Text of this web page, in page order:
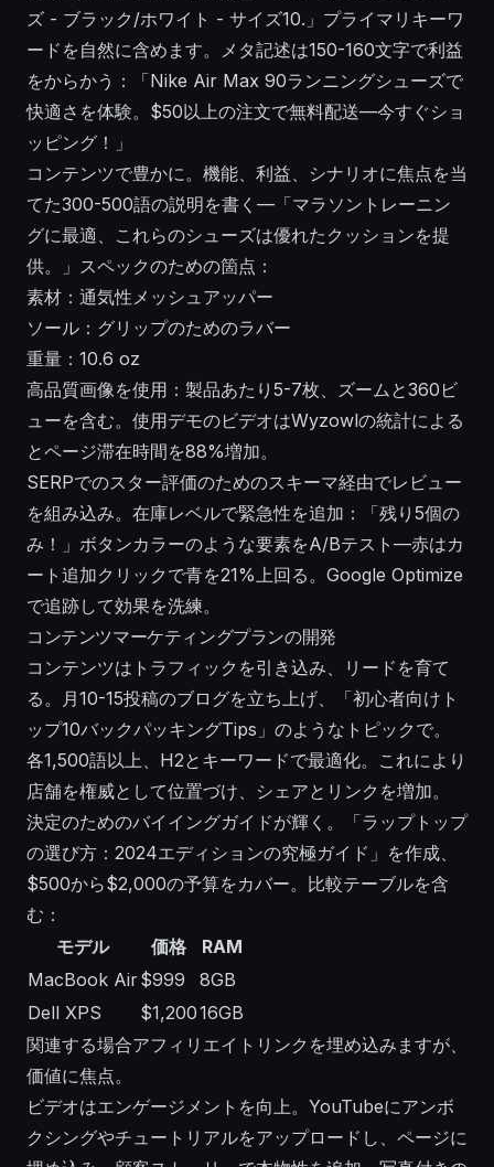
ズ - ブラック/ホワイト - サイズ10.」プライマリキーワ
ードを自然に含めます。メタ記述は150-160文字で利益
をからかう：「Nike Air Max 90ランニングシューズで
快適さを体験。$50以上の注文で無料配送—今すぐショ
ッピング！」
コンテンツで豊かに。機能、利益、シナリオに焦点を当
てた300-500語の説明を書く—「マラソントレーニン
グに最適、これらのシューズは優れたクッションを提
供。」スペックのための箇点：
素材：通気性メッシュアッパー
ソール：グリップのためのラバー
重量：10.6 oz
高品質画像を使用：製品あたり5-7枚、ズームと360ビ
ューを含む。使用デモのビデオはWyzowlの統計による
とページ滞在時間を88%増加。
SERPでのスター評価のためのスキーマ経由でレビュー
を組み込み。在庫レベルで緊急性を追加：「残り5個の
み！」ボタンカラーのような要素をA/Bテスト—赤はカ
ート追加クリックで青を21%上回る。Google Optimize
で追跡して効果を洗練。
コンテンツマーケティングプランの開発
コンテンツはトラフィックを引き込み、リードを育て
る。月10-15投稿のブログを立ち上げ、「初心者向けト
ップ10バックパッキングTips」のようなトピックで。
各1,500語以上、H2とキーワードで最適化。これにより
店舗を権威として位置づけ、シェアとリンクを増加。
決定のためのバイイングガイドが輝く。「ラップトップ
の選び方：2024エディションの究極ガイド」を作成、
$500から$2,000の予算をカバー。比較テーブルを含
む：
モデル
価格
RAM
MacBook Air$999
8GB
Dell XPS
$1,20016GB
関連する場合アフィリエイトリンクを埋め込みますが、
価値に焦点。
ビデオはエンゲージメントを向上。YouTubeにアンボ
クシングやチュートリアルをアップロードし、ページに